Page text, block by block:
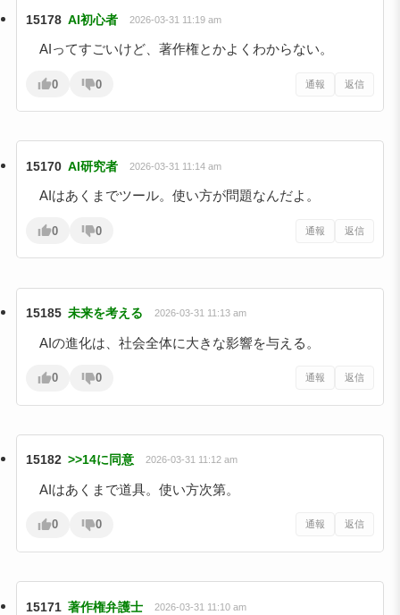
15178 AI初心者 2026-03-31 11:19 am
AIってすごいけど、著作権とかよくわからない。
0 0 通報 返信
15170 AI研究者 2026-03-31 11:14 am
AIはあくまでツール。使い方が問題なんだよ。
0 0 通報 返信
15185 未来を考える 2026-03-31 11:13 am
AIの進化は、社会全体に大きな影響を与える。
0 0 通報 返信
15182 >>14に同意 2026-03-31 11:12 am
AIはあくまで道具。使い方次第。
0 0 通報 返信
15171 著作権弁護士 2026-03-31 11:10 am